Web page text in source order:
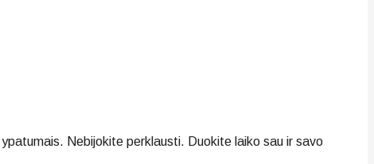
Nebijokite perklausti. Duokite laiko sau ir savo